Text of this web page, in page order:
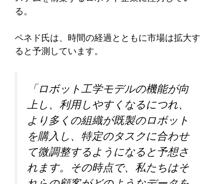
る。
ペネド氏は、時間の経過とともに市場は拡大す
ると予測しています。
「ロボット工学モデルの機能が向
上し、利用しやすくなるにつれ、
より多くの組織が既製のロボット
を購入し、特定のタスクに合わせ
て微調整するようになると予想さ
れます。その時点で、私たちはそ